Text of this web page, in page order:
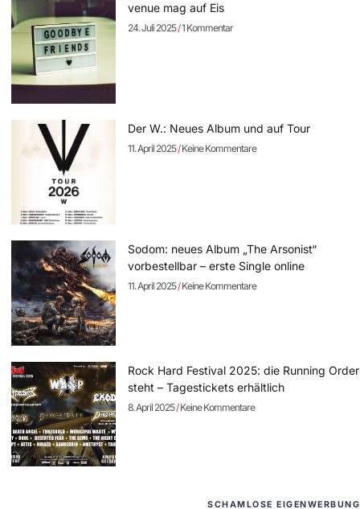
venue mag auf Eis
24. Juli 2025 1 Kommentar
Der W.: Neues Album und auf Tour
11. April 2025 Keine Kommentare
Sodom: neues Album „The Arsonist“
vorbestellbar – erste Single online
11. April 2025 Keine Kommentare
Rock Hard Festival 2025: die Running Order
steht – Tagestickets erhältlich
8. April 2025 Keine Kommentare
SCHAMLOSE EIGENWERBUNG